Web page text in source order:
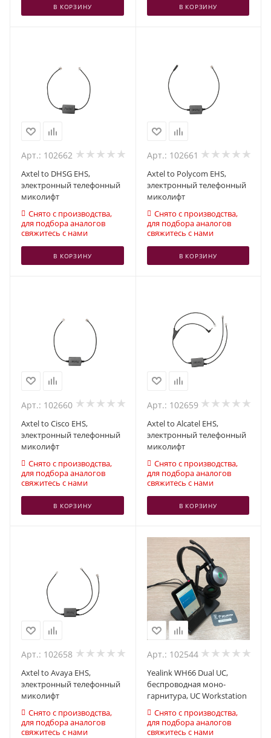
В КОРЗИНУ В КОРЗИНУ
Арт.: 102662
Axtel to DHSG EHS,
электронный телефонный
миколифт
Снято с производства,
для подбора аналогов
свяжитесь с нами
В КОРЗИНУ
Арт.: 102661
Axtel to Polycom EHS,
электронный телефонный
миколифт
Снято с производства,
для подбора аналогов
свяжитесь с нами
В КОРЗИНУ
Арт.: 102660
Axtel to Cisco EHS,
электронный телефонный
миколифт
Снято с производства,
для подбора аналогов
свяжитесь с нами
В КОРЗИНУ
Арт.: 102659
Axtel to Alcatel EHS,
электронный телефонный
миколифт
Снято с производства,
для подбора аналогов
свяжитесь с нами
В КОРЗИНУ
Арт.: 102658
Axtel to Avaya EHS,
электронный телефонный
миколифт
Снято с производства,
для подбора аналогов
свяжитесь с нами
Арт.: 102544
Yealink WH66 Dual UC,
беспроводная моно-
гарнитура, UC Workstation
Снято с производства,
для подбора аналогов
свяжитесь с нами